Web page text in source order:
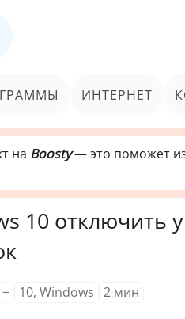
ИНТЕРНЕТ
на Boosty— это поможет
10 отключить
+ 10, Windows 2 мин